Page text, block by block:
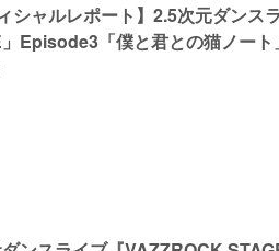
ィシャルレポート】2.5次元ダンス
Episode3「僕と君との猫ノー